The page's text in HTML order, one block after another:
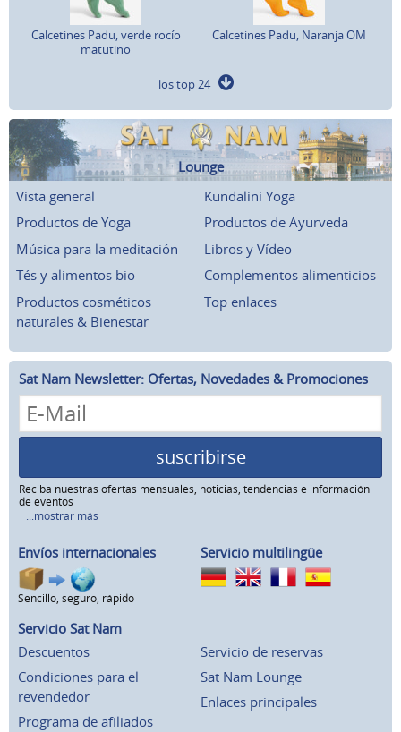
Calcetines Padu, verde rocío
matutino
Calcetines Padu, Naranja OM
los top 24
Lounge
Vista general
Kundalini Yoga
Productos de Yoga
Productos de Ayurveda
Música para la meditación
Libros y Vídeo
Tés y alimentos bio
Complementos alimenticios
Productos cosméticos
naturales & Bienestar
Top enlaces
Sat Nam Newsletter: Ofertas, Novedades & Promociones
suscribirse
Reciba nuestras ofertas mensuales, noticias, tendencias e información
de eventos
...mostrar más
Envíos internacionales
Sencillo, seguro, rápido
Servicio multilingüe
Servicio Sat Nam
Descuentos
Condiciones para el
revendedor
Programa de afiliados
Servicio de reservas
Sat Nam Lounge
Enlaces principales